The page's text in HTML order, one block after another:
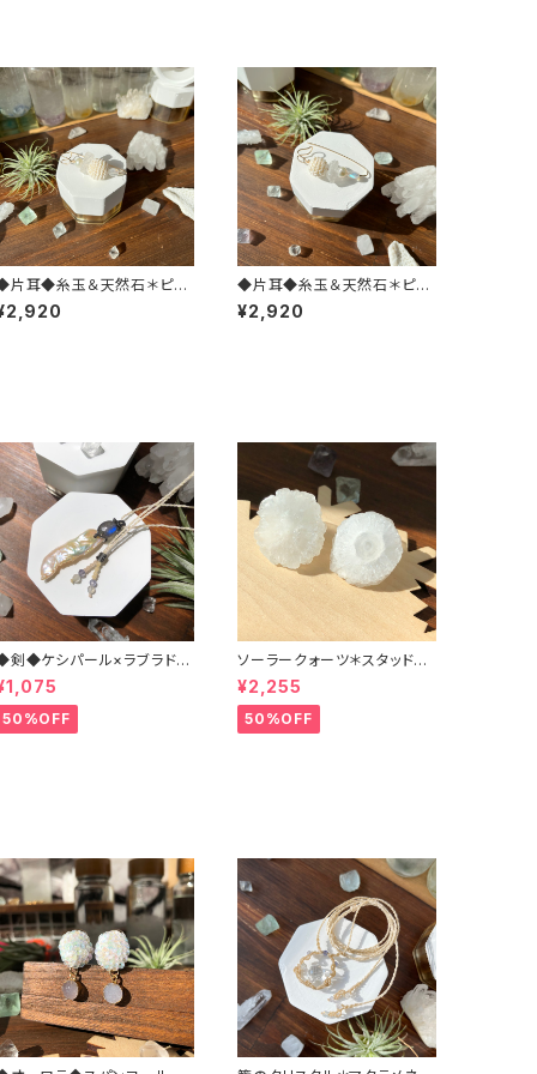
片耳◆糸玉＆天然石＊ピン
ピアス(ホワイトL)
◆片耳◆糸玉＆天然石＊ピン
型ピアス(ホワイトM)
¥2,920
剣◆ケシパール×ラブラドラ
ト＊マクラメペンダント
50%OFF
ソーラークォーツ＊スタッドピ
アス（チタン）
¥2,255
50%OFF